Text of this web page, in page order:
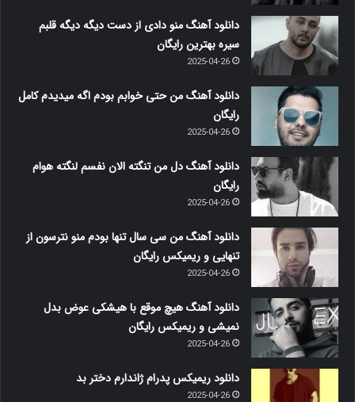
دانلود آهنگ منو دادی از دست دیگه دیگه قلبم
سیره بهترین رایگان
2025-04-26
دانلود آهنگ من حتی خوابم بودم اگه میدیدم کامل
رایگان
2025-04-26
دانلود آهنگ دل من تنگته الان نفسم لنگته هوام
رایگان
2025-04-26
دانلود آهنگ من سی سال تنها بودم منو نترسون از
تنهایی و ریمیکس رایگان
2025-04-26
دانلود آهنگ هیچ موقع با هیشکی عوض بدل
نمیشی و ریمیکس رایگان
2025-04-26
دانلود ریمیکس پدرام ژاندارم دختر بد
2025-04-26